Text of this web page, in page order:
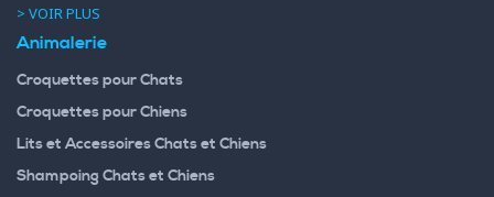
> VOIR PLUS
Animalerie
Croquettes pour Chats
Croquettes pour Chiens
Lits et Accessoires Chats et Chiens
Shampoing Chats et Chiens